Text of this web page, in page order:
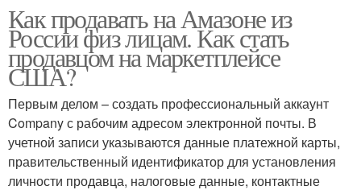
Как продавать на Амазоне из
России физ лицам. Как стать
продавцом на маркетплейсе
США?
Первым делом – создать профессиональный аккаунт
Company с рабочим адресом электронной почты. В
учетной записи указываются данные платежной карты,
правительственный идентификатор для установления
личности продавца, налоговые данные, контактные